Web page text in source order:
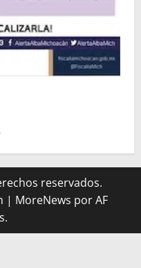
reservados.
| MoreNews por AF